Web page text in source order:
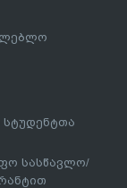
სასწავლო/